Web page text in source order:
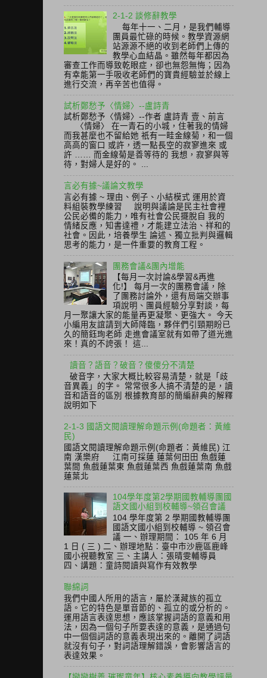
2-1-2 談修辭教學
每年十一、二月，是我們輔導
團員最忙碌的時候。教學資源網
站源源不絕的收到老師們上傳的
教學心血結晶。雖然每年都因為
審查工作而導致乾眼症，卻也無怨無悔；因為
有幸能第一手吸收老師們的寶貴經驗並於線上
進行交流，再辛苦也值得。
試析鄭愁予〈情婦〉--盧詩青
試析鄭愁予〈情婦〉--作者 盧詩青 壹、前言
〈情婦〉 在一青石的小城，住著我的情婦
而我甚麼也不留給她 祇有一畦金線菊，和一個
高高的窗口 或許，透一點長空的寂寥進來 或
許 …… 而金線菊是善等待的 我想，寂寥與等
待，對婦人是好的。 ...
言必有據~議論文教學
言必有據 ~ 理由、例子、小結模式 運用於資
料組裝教學練習 說明與議論是民主社會裡
公民必備的能力，唯有社會公民擺脫自 我的
情緒反應，知書達禮，才能建立法治、祥和的
社會。因此，培養學生 論述、獨立批判與邏輯
思考的能力，是一件重要的教育工程。
團務會議&團內增能
【每月一次討論&學習&再進
化!】 每月一次的團務會議，除
了團務討論外，還有局端交辦事
項說明、團員經驗分享對談，每
月一聚讓大家的能量再更凝聚、更強大。 今天
小編用友誼請到大師降臨，夥伴們引頸期盼已
久的簡鈺珣老師 走進會議室就有如帶了道光進
來！真的不誇張！ 這...
讀音？語音？破音？傻傻分不清楚
破音字，大家大概比較容易清楚，就是「歧
音異義」的字。 常常很多人搞不清楚的是，讀
音和語音的區別 根據教育部的簡編辭典的解釋
說明如下
2-1-3 國語文閱讀理解命題示例(命題者：黃維
民)
國語文閱讀理解命題示例(命題者：黃維民) 江
南 漢樂府 江南可採蓮 蓮葉何田田 魚戲蓮
葉間 魚戲蓮葉東 魚戲蓮葉西 魚戲蓮葉南 魚戲
蓮葉北
104學年度第2學期國教輔導團國
語文國小組到校輔導~領召會議
104 學年度第 2 學期國教輔導團
國語文國小組到校輔導 ~ 領召會
議 一、辦理期間： 105 年 6 月
1 日 ( 三 ) 二、辦理地點：臺中市沙鹿區鹿峰
國小視聽教室 三、主講人：張晴雯輔導員
四、講題：童詩閱讀與寫作有效教學
聯綿詞
我們中國人所用的語言，屬於漢藏族的孤立
語。它的特色是單音節的、孤立的或分析的。
運用語言表達思想，應該掌握詞語的意義和用
法，因為一個句子所要表達的意義，是通過句
中一個個詞語的意義表現出來的。離開了詞語
就沒有句子，對詞語理解錯誤，會影響語言的
表達效果。